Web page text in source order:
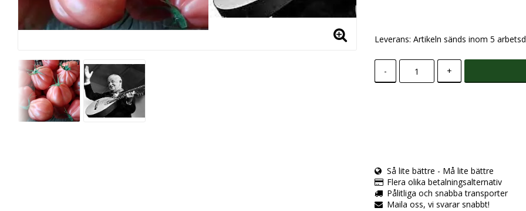
Leverans: Artikeln sänds inom 5
- +
Så lite bättre - Må lite bättre
Flera olika betalningsalternativ
Pålitliga och snabba transporter
Maila oss, vi svarar snabbt!